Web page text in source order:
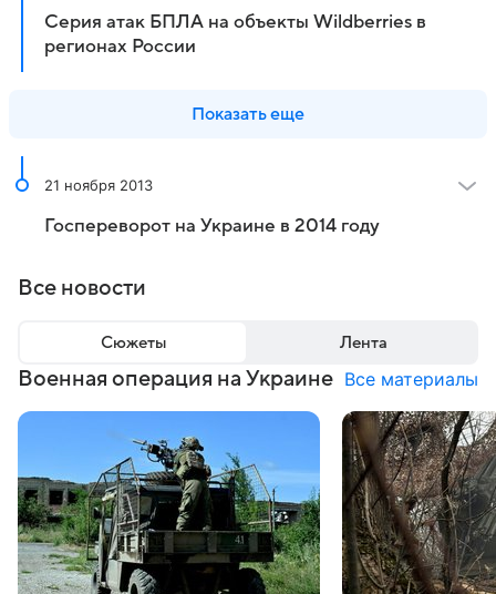
Серия атак БПЛА на объекты Wildberries в
регионах России
Показать еще
21 ноября 2013
Госпереворот на Украине в 2014 году
Все новости
Сюжеты Лента
Военная операция на Украине Все материалы